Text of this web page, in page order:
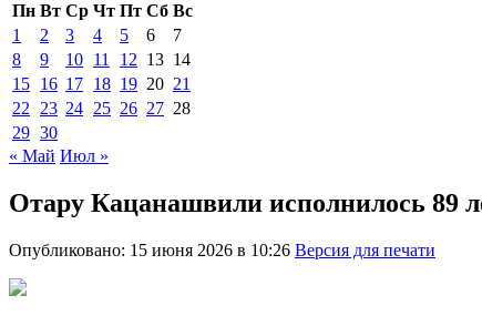
Пн Вт Ср Чт Пт Сб Вс
1
2 3 4 5 6
7
8
9 10 11 12 13 14
15 16 17 18 19 20 21
22
23 24 25 26 27 28
29 30
« Май Июл »
Отару Кацанашвили исполнилось 89
Опубликовано: 15 июня 2026 в 10:26 Версия для печати